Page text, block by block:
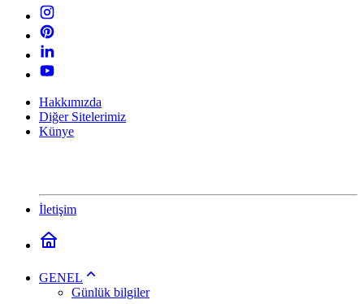
Hakkımızda
Diğer Sitelerimiz
Künye
İletişim
GENEL
Günlük bilgiler